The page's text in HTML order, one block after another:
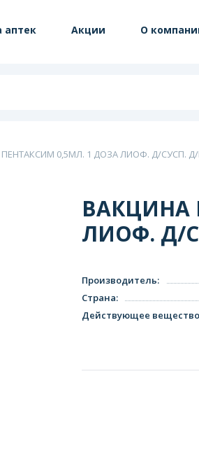
аптек Акции О
ПЕНТАКСИМ 0,5МЛ. 1 ДОЗА ЛИОФ. Д/СУСП.
ВАКЦИНА
ЛИОФ. Д/
Производитель:
Страна:
Действующее